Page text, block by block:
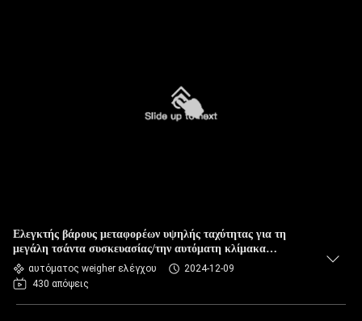
Ελεγκτής βάρους μεταφορέων υψηλής ταχύτητας για τη
μεγάλη τσάντα συσκευασίας/την αυτόματη κλίμακα
στάθμισης
αυτόματος weigher ελέγχου
2024-12-09
430 απόψεις